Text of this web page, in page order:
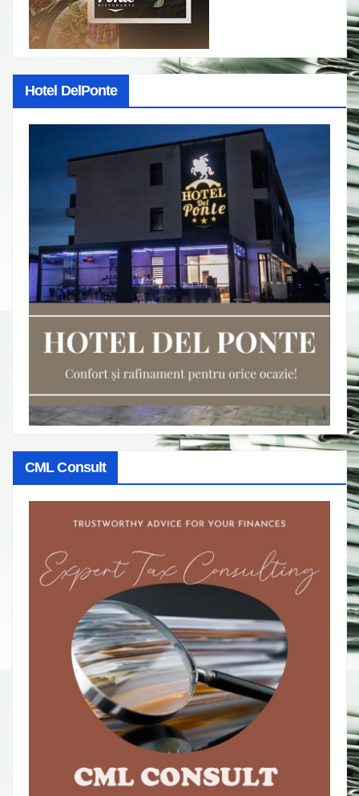
Hotel DelPonte
CML Consult